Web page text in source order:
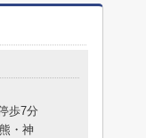
歩7分
・神